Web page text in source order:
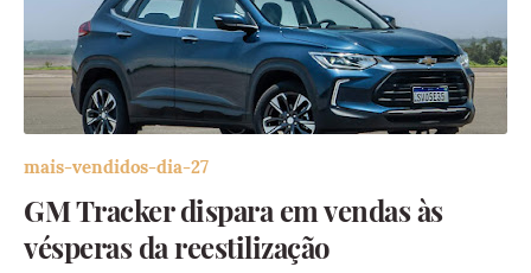
mais-vendidos-dia-27
GM Tracker dispara em vendas às
vésperas da reestilização